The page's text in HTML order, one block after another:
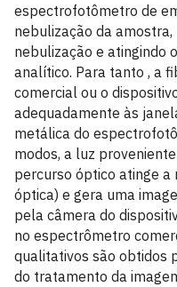
espectrofotômetro de
nebulização da
nebulização e atingindo
analítico. Para tanto , a
comercial ou o
adequadamente às
metálica do
modos, a luz
percurso óptico atinge
óptica) e gera uma
pela câmera do
no espectrômetro
qualitativos são obtidos
do tratamento da